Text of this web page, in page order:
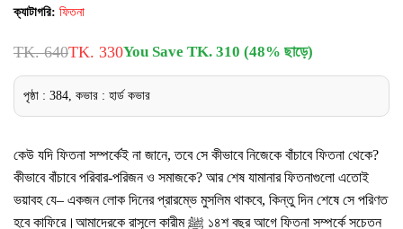
ক্যাটাগরি: ফিতনা
TK. 640TK. 330You Save TK. 310 (48% ছাড়ে)
পৃষ্ঠা : 384, কভার : হার্ড কভার
কেউ যদি ফিতনা সম্পর্কেই না জানে, তবে সে কীভাবে নিজেকে বাঁচাবে ফিতনা থেকে?
কীভাবে বাঁচাবে পরিবার-পরিজন ও সমাজকে? আর শেষ যামানার ফিতনাগুলো এতোই
ভয়াবহ যে– একজন লোক দিনের প্রারম্ভে মুসলিম থাকবে, কিন্তু দিন শেষে সে পরিণত
হবে কাফিরে।আমাদেরকে রাসূলে কারীম ﷺ ১৪শ বছর আগে ফিতনা সম্পর্কে সচেতন